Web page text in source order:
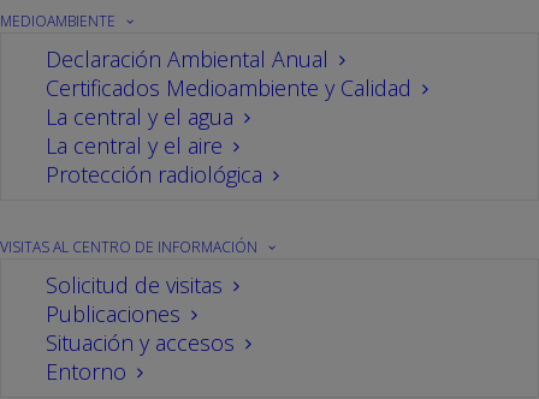
MEDIOAMBIENTE
Declaración Ambiental Anual
Certificados Medioambiente y Calidad
La central y el agua
La central y el aire
Protección radiológica
VISITAS AL CENTRO DE INFORMACIÓN
Solicitud de visitas
Publicaciones
Situación y accesos
Entorno
Cofrentes está trabajando de manera conjunta
con el equipo del servicio de Protección
Radiológica del Hospital Universitari i Politècnic La
Fe de València en la redacción de una guía
médica de atención a personas afectadas por
radiaciones ionizantes de forma accidental.